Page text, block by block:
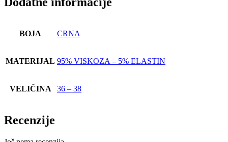
BOJA CRNA
MATERIJAL 95% VISKOZA – 5% ELASTIN
VELIČINA 36 – 38
Recenzije